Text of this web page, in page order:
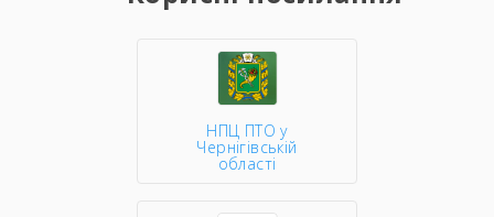
НПЦ ПТО у
Чернігівській
області